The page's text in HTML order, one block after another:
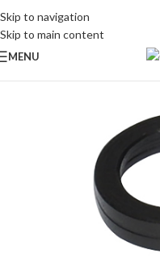
Skip to navigation
Skip to main content
MENU